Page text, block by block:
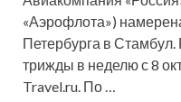
«Аэрофлота»)
Петербурга в
трижды в неделю с 8
Travel.ru. По …